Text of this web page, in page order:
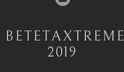
BETETAXTREME
2019